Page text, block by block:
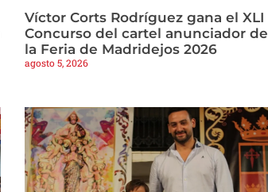
Víctor Corts Rodríguez gana el XLI
Concurso del cartel anunciador de
la Feria de Madridejos 2026
agosto 5, 2026